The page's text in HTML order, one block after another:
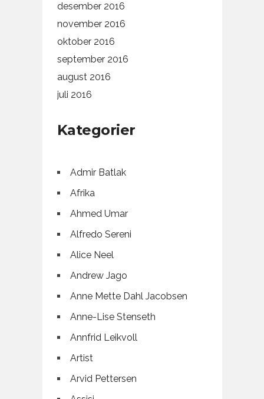
desember 2016
november 2016
oktober 2016
september 2016
august 2016
juli 2016
Kategorier
Admir Batlak
Afrika
Ahmed Umar
Alfredo Sereni
Alice Neel
Andrew Jago
Anne Mette Dahl Jacobsen
Anne-Lise Stenseth
Annfrid Leikvoll
Artist
Arvid Pettersen